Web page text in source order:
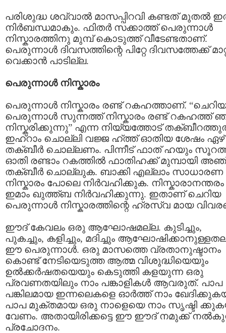
പരിശുദ്ധ ശവ്വാല്‍ മാസപ്പിറവി കണ്ടത് മുതല്‍
നിര്‍ബന്ധമാകും. ഫിതര്‍ സക്കാത്ത്‌ പെരുന്നാള്‍
നിസ്കാരത്തിനു മുമ്പ്‌ കൊടുത്ത് വീടേണ്ടതാണ്‌.
പെരുന്നാള്‍ ദിവസത്തിന്റെ പിറ്റേ ദിവസത്തേക്ക്
വെക്കാന്‍ പാടില്ല.
പെരുന്നാള്‍ നിസ്കാരം
പെരുന്നാള്‍ നിസ്കാരം രണ്ട്‌ റകഹത്താണ്. “ചെറിയ
പെരുന്നാള്‍ സുന്നത്ത്‌ നിസ്കാരം രണ്ട്‌ റകഹത്ത്‌
നിസ്കരിക്കുന്നു” എന്ന നിയ്യത്തോട്
ഇഹ്റാം ചൊല്ലി വജ്ജ ഹ്ത്ത് ഓതിയ ശേഷം ഏഴ്
തക്ബീര്‍ ചൊല്ലണം. പിന്നീട് ഫാത്‌ ഹയും
ഓതി രണ്ടാം റകത്തില്‍ ഫാതിഹക്ക് മുമ്പായി
തക്ബീര്‍ ചൊല്ലുക. ബാക്കി എല്ലാം സാധാരണ
നിസ്കാരം പോലെ നിര്‍വഹിക്കുക. നിസ്കാരാനന്തരം
ഇമാം ഖുത്ത്ബ നിര്‍വഹിക്കുന്നു. ഇതാണ് ചെറിയ
പെരുന്നാള്‍ നിസ്കാരത്തിന്റെ ഹ്രസ്വ മായ
ഈദ്‌ കേവലം ഒരു ആഘോഷമല്ല. കുടിച്ചും,
പുകച്ചും, കളിച്ചും, മദിച്ചും
ഈ പെരുന്നാള്‍. ഒരു മാസത്തെ വ്രതാനുഷ്ടാനം
കൊണ്ട് നേടിയെടുത്ത ആത്മ വിശുദ്ധിയെയും
ഉല്‍ക്കര്‍ഷതയെയും കെടുത്തി കളയുന്ന ഒരു
പ്രവണതയിലും നാം പങ്കാളികള്‍ ആവരുത്. പാപ
പങ്കിലമായ ഇന്നലെകളെ ഓര്‍ത്ത്‌ നാം
പാപ മുക്തമായ ഒരു നാളെയെ നാം സൃഷ്ടി
വേണം. അതായിരിക്കട്ടെ ഈ ഈദ്‌ നമുക്ക്
പ്രചോദനം.